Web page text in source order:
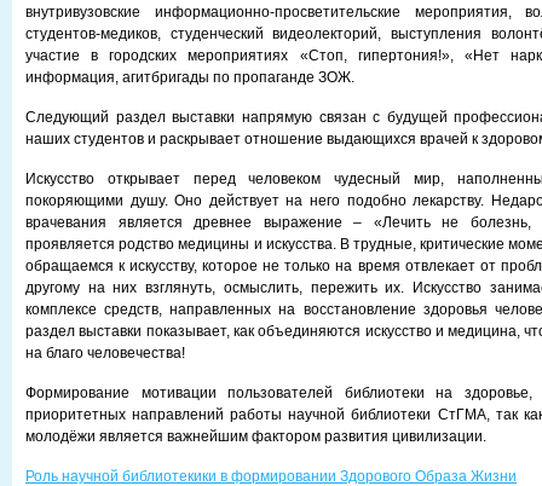
внутривузовские информационно-просветительские мероприятия,
студентов-медиков, студенческий видеолекторий, выступления
участие в городских мероприятиях «Стоп, гипертония!», «Нет
информация, агитбригады по пропаганде ЗОЖ.
Следующий раздел выставки напрямую связан с будущей
наших студентов и раскрывает отношение выдающихся врачей к
Искусство открывает перед человеком чудесный мир,
покоряющими душу. Оно действует на него подобно лекарству.
врачевания является древнее выражение – «Лечить не
проявляется родство медицины и искусства. В трудные, критические
обращаемся к искусству, которое не только на время отвлекает от
другому на них взглянуть, осмыслить, пережить их. Искусство
комплексе средств, направленных на восстановление здоровья
раздел выставки показывает, как объединяются искусство и медицина,
на благо человечества!
Формирование мотивации пользователей библиотеки на
приоритетных направлений работы научной библиотеки СтГМА, так
молодёжи является важнейшим фактором развития цивилизации.
Роль научной библиотекики в формировании Здорового Образа Жизни